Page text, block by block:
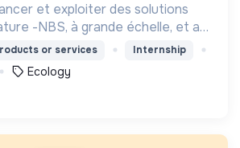
et exploiter des solutions
-NBS, à grande échelle, et au
en se concentrant sur les projets
de restauration des
or services Internship
Ecology